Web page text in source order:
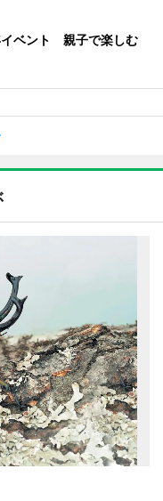
ベント 親子で楽しむ